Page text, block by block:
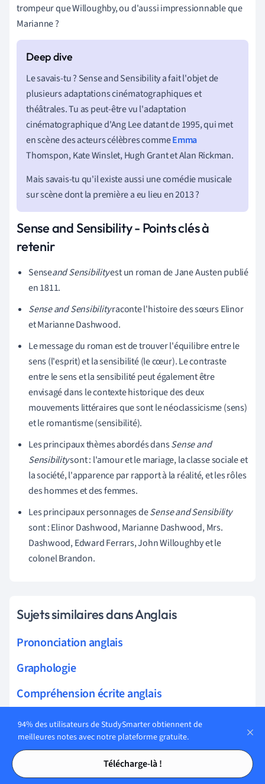
Tables des matières
Tables des matières
trompeur que Willoughby, ou d'aussi impressionnable que
Marianne ?
Le savais-tu ? Sense and Sensibility a fait l'objet de
plusieurs adaptations cinématographiques et
théâtrales. Tu as peut-être vu l'adaptation
cinématographique d'Ang Lee datant de 1995, qui met
en scène des acteurs célèbres commeEmma
Thomspon, Kate Winslet, Hugh Grant et Alan Rickman.
Mais savais-tu qu'il existe aussi une comédie musicale
sur scène dont la première a eu lieu en 2013 ?
Sense and Sensibility - Points clés à
retenir
Senseand Sensibilityest un roman de Jane Austen publié
en 1811.
Sense and Sensibilityraconte l'histoire des sœurs Elinor
et Marianne Dashwood.
Le message du roman est de trouver l'équilibre entre le
sens (l'esprit) et la sensibilité (le cœur). Le contraste
entre le sens et la sensibilité peut également être
envisagé dans le contexte historique des deux
mouvements littéraires que sont le néoclassicisme (sens)
et le romantisme (sensibilité).
Les principaux thèmes abordés dansSense and
Sensibilitysont : l'amour et le mariage, la classe sociale et
la société, l'apparence par rapport à la réalité, et les rôles
des hommes et des femmes.
Les principaux personnages deSense and Sensibility
sont : Elinor Dashwood, Marianne Dashwood, Mrs.
Dashwood, Edward Ferrars, John Willoughby et le
colonel Brandon.
Sujets similaires dans Anglais
Prononciation anglais
Graphologie
Compréhension écrite anglais
Expression orale anglais
Monde anglophone
compréhension orale anglais
94% des utilisateurs de StudySmarter obtiennent de
meilleures notes avec notre plateforme gratuite.
Télécharge-là !